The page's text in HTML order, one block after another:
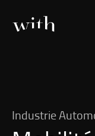
Industrie